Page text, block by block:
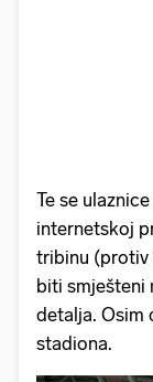
Te se
internetskoj
tribinu (protiv
biti smješteni
detalja. Osim
stadiona.